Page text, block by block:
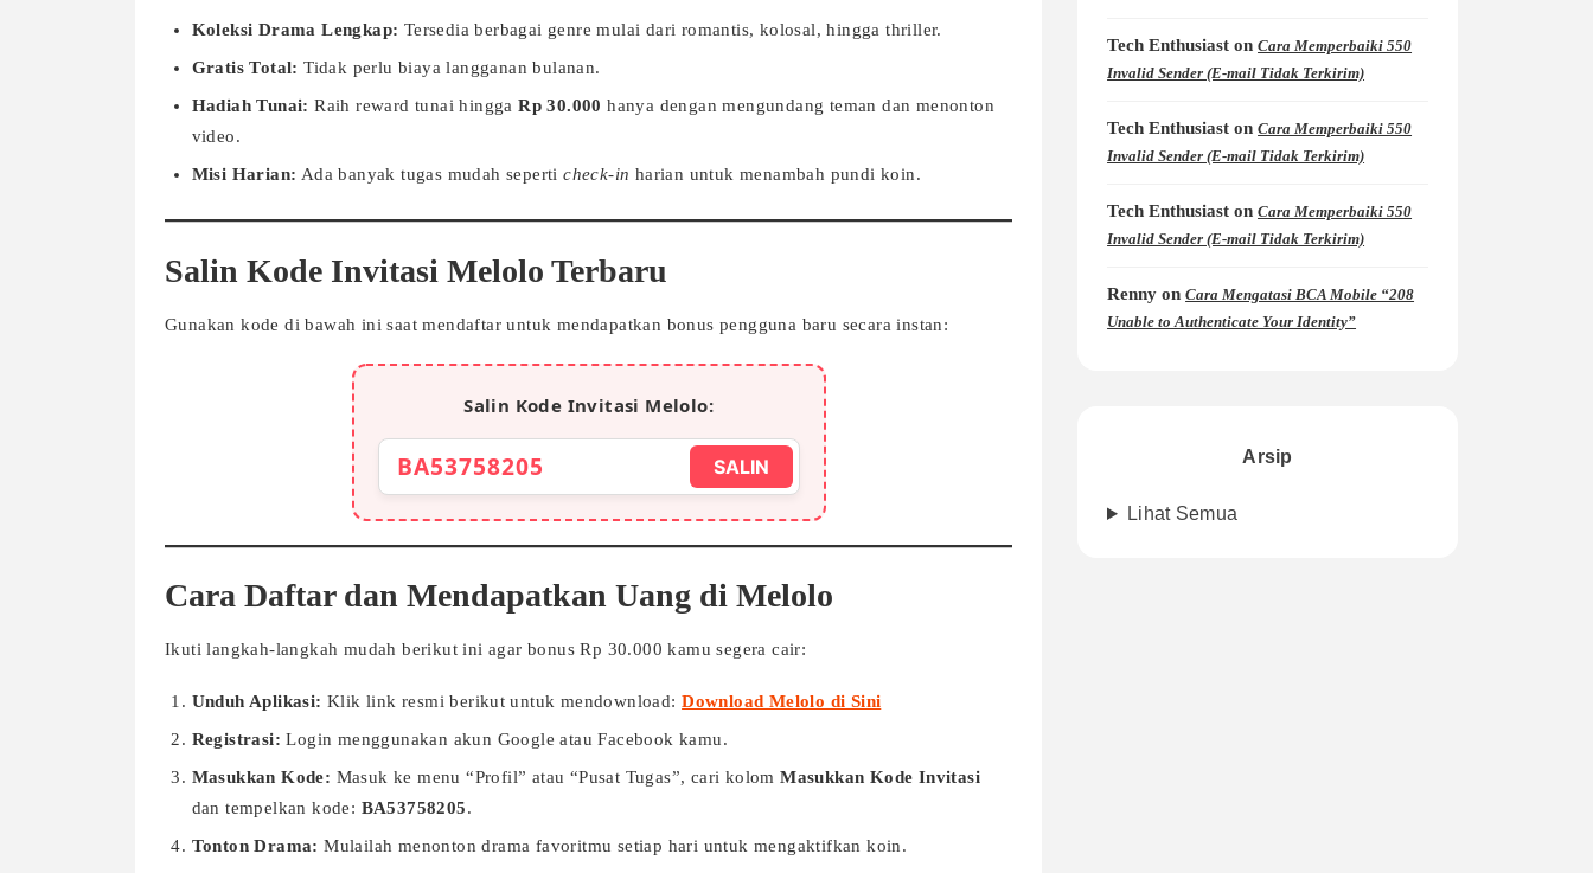
Koleksi Drama Lengkap: Tersedia berbagai genre mulai dari romantis, kolosal, hingga thriller.
Gratis Total: Tidak perlu biaya langganan bulanan.
Hadiah Tunai: Raih reward tunai hinggaRp 30.000 hanya dengan mengundang teman dan menonton
video.
Misi Harian: Ada banyak tugas mudah seperticheck-in harian untuk menambah pundi koin.
Salin Kode Invitasi Melolo Terbaru
Gunakan kode di bawah ini saat mendaftar untuk mendapatkan bonus pengguna baru secara instan:
Salin Kode Invitasi Melolo:
BA53758205 SALIN
Cara Daftar dan Mendapatkan Uang di Melolo
Ikuti langkah-langkah mudah berikut ini agar bonus Rp 30.000 kamu segera cair:
Unduh Aplikasi: Klik link resmi berikut untuk mendownload:Download Melolo di Sini
Registrasi: Login menggunakan akun Google atau Facebook kamu.
Masukkan Kode: Masuk ke menu “Profil” atau “Pusat Tugas”, cari kolomMasukkan Kode Invitasi
dan tempelkan kode: BA53758205.
Tonton Drama: Mulailah menonton drama favoritmu setiap hari untuk mengaktifkan koin.
Tech Enthusiast onCara Memperbaiki 550
Invalid Sender (E-mail Tidak Terkirim)
Tech Enthusiast onCara Memperbaiki 550
Invalid Sender (E-mail Tidak Terkirim)
Tech Enthusiast onCara Memperbaiki 550
Invalid Sender (E-mail Tidak Terkirim)
Renny onCara Mengatasi BCA Mobile “208
Unable to Authenticate Your Identity”
Arsip
Lihat Semua